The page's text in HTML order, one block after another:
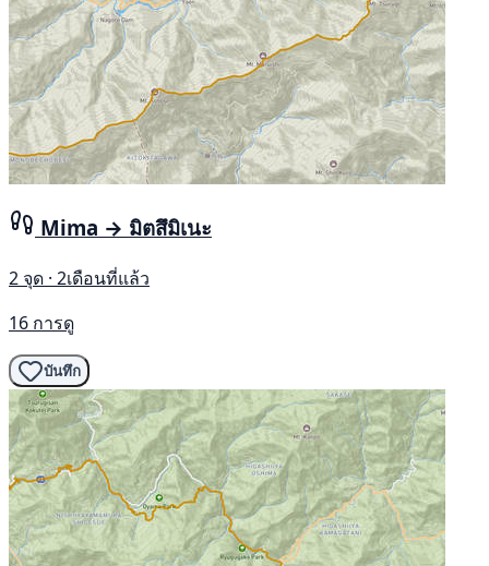
Mima → มิตสึมิเนะ
2 จุด · 2เดือนที่แล้ว
16 การดู
บันทึก